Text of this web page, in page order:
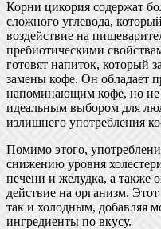
Корни цикория содержат
сложного углевода,
воздействие на
пребиотическими
готовят напиток, который
замены кофе. Он обладает
напоминающим кофе, но не
идеальным выбором для
излишнего употребления
Помимо этого,
снижению уровня
печени и желудка, а также
действие на организм.
так и холодным, добавляя
ингредиенты по вкусу.